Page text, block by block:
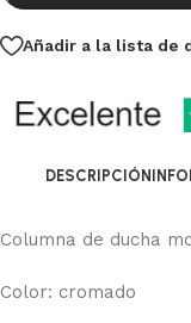
Añadir a la lista de
DESCRIPCIÓN
Columna de ducha
Color: cromado